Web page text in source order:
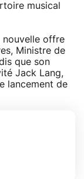
musical
nouvelle offre
Ministre de
que son
Jack Lang,
lancement de